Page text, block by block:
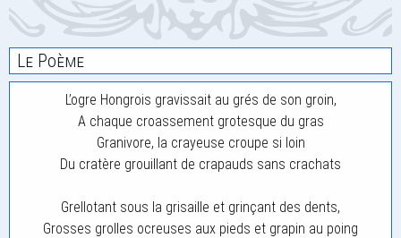
Le Poème
L’ogre Hongrois gravissait au grés de son groin,
A chaque croassement grotesque du gras
Granivore, la crayeuse croupe si loin
Du cratère grouillant de crapauds sans crachats
Grellotant sous la grisaille et grinçant des dents,
Grosses grolles ocreuses aux pieds et grapin au poing